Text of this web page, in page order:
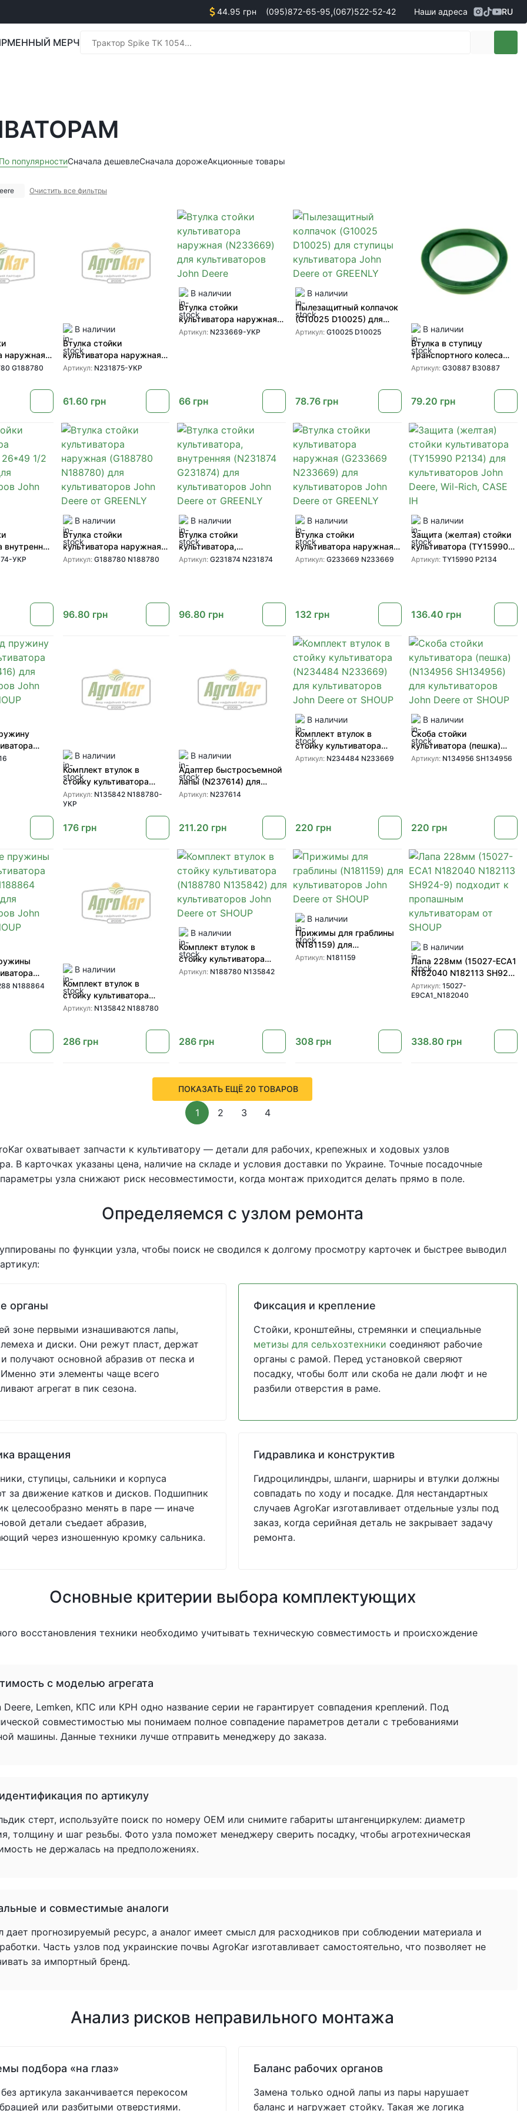
44.95 грн (095)872-65-95,(067)522-52-42
Менеджеры по продаже техники
Наши адреса RU
МЕРЧ
По популярностиСначала дешевлеСначала дорожеАкционные товары
Очистить все фильтры
наружная
для
G188780
В наличии
Втулка стойки
культиватора наружная
1/2 (N231875) для
Артикул: N231875-УКР
61.60 грн
В наличии
Втулка стойки
культиватора наружная
(N233669) для
Артикул: N233669-УКР
66 грн
В наличии
Пылезащитный колпачок
(G10025 D10025) для
ступицы культиватора
Артикул: G10025 D10025
78.76 грн
В наличии
Втулка в ступицу
транспортного колеса
(G30887 B30887) для
Артикул: G30887 B30887
79.20 грн
внутренняя
для
УКР
В наличии
Втулка стойки
культиватора наружная
(G188780 N188780) для
Артикул:G188780 N188780
96.80 грн
В наличии
Втулка стойки
культиватора,
внутренняя (N231874
Артикул:G231874 N231874
96.80 грн
В наличии
Втулка стойки
культиватора наружная
(G233669 N233669) для
Артикул: G233669 N233669
132 грн
В наличии
Защита (желтая) стойки
культиватора (TY15990
P2134) для
Артикул: TY15990 P2134
136.40 грн
для
В наличии
Комплект втулок в
стойку культиватора
(N135842 N188780-УКР)
для культиваторов John
Артикул: N135842 N188780-
УКР
176 грн
В наличии
Адаптер быстросъемной
лапы (N237614) для
культиваторов John Deere
Артикул: N237614
211.20 грн
В наличии
Комплект втулок в
стойку культиватора
(N234484 N233669) для
Артикул: N234484 N233669
220 грн
В наличии
Скоба стойки
культиватора (пешка)
(N134956 SH134956) для
Артикул: N134956 SH134956
220 грн
N188864
В наличии
Комплект втулок в
стойку культиватора
(N135842 N188780) для
Артикул: N135842 N188780
286 грн
В наличии
Комплект втулок в
стойку культиватора
(N188780 N135842) для
Артикул: N188780 N135842
286 грн
В наличии
Прижимы для граблины
(N181159) для
культиваторов John Deere
Артикул: N181159
308 грн
В наличии
Лапа 228мм (15027-ECA1
N182040 N182113 SH924-
9) подходит к
пропашным
Артикул: 15027-
E9CA1_N182040
338.80 грн
ПОКАЗАТЬ ЕЩЁ 20 ТОВАРОВ
1 2 3 4
охватывает запчасти к культиватору — детали для рабочих, крепежных и ходовых узлов
В карточках указаны цена, наличие на складе и условия доставки по Украине. Точные посадочные
узла снижают риск несовместимости, когда монтаж приходится делать прямо в поле.
Определяемся с узлом ремонта
по функции узла, чтобы поиск не сводился к долгому просмотру карточек и быстрее выводил
органы
зоне первыми изнашиваются лапы,
и диски. Они режут пласт, держат
и получают основной абразив от песка и
эти элементы чаще всего
агрегат в пик сезона.
Фиксация и крепление
Стойки, кронштейны, стремянки и специальные
метизы для сельхозтехники соединяют рабочие
органы с рамой. Перед установкой сверяют
посадку, чтобы болт или скоба не дали люфт и не
разбили отверстия в раме.
вращения
ступицы, сальники и корпуса
за движение катков и дисков. Подшипник
целесообразно менять в паре — иначе
детали съедает абразив,
через изношенную кромку сальника.
Гидравлика и конструктив
Гидроцилиндры, шланги, шарниры и втулки должны
совпадать по ходу и посадке. Для нестандартных
случаев AgroKar изготавливает отдельные узлы под
заказ, когда серийная деталь не закрывает задачу
ремонта.
Основные критерии выбора комплектующих
восстановления техники необходимо учитывать техническую совместимость и происхождение
с моделью агрегата
Deere, Lemken, КПС или КРН одно название серии не гарантирует совпадения креплений. Под
совместимостью мы понимаем полное совпадение параметров детали с требованиями
машины. Данные техники лучше отправить менеджеру до заказа.
по артикулу
стерт, используйте поиск по номеру OEM или снимите габариты штангенциркулем: диаметр
толщину и шаг резьбы. Фото узла поможет менеджеру сверить посадку, чтобы агротехническая
не держалась на предположениях.
и совместимые аналоги
дает прогнозируемый ресурс, а аналог имеет смысл для расходников при соблюдении материала и
Часть узлов под украинские почвы AgroKar изготавливает самостоятельно, что позволяет не
за импортный бренд.
Анализ рисков неправильного монтажа
подбора «на глаз»
артикула заканчивается перекосом
или разбитыми отверстиями.
Баланс рабочих органов
Замена только одной лапы из пары нарушает
баланс и нагружает стойку. Такая же логика